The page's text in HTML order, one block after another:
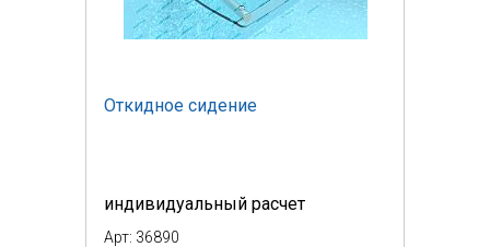
Откидное сидение
индивидуальный расчет
Арт: 36890